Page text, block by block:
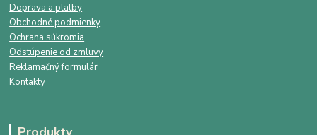
Doprava a platby
Obchodné podmienky
Ochrana súkromia
Odstúpenie od zmluvy
Reklamačný formulár
Kontakty